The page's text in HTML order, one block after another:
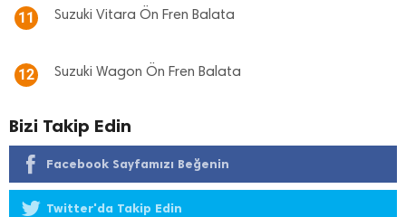
11 Suzuki Vitara Ön Fren Balata
12 Suzuki Wagon Ön Fren Balata
Bizi Takip Edin
Facebook Sayfamızı Beğenin
Twitter'da Takip Edin